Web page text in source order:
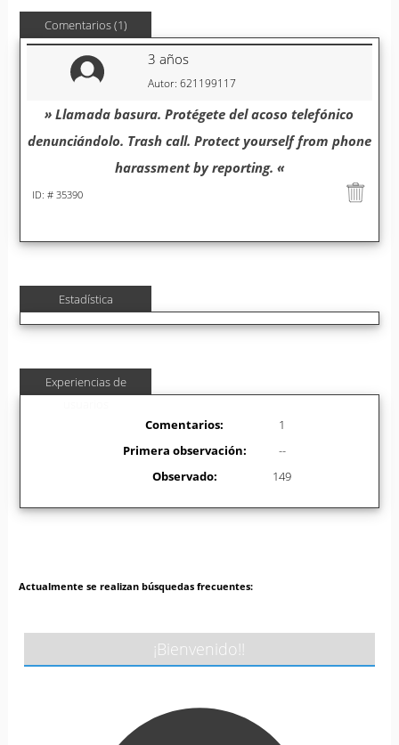
Comentarios (1)
Autor: 621199117
3 años
ID: # 35390
» Llamada basura. Protégete del acoso telefónico
denunciándolo. Trash call. Protect yourself from phone
harassment by reporting. «
Estadística
Experiencias de
Comentarios:
1
Primera observación:
--
Observado:
149
Actualmente se realizan búsquedas frecuentes:
¡Bienvenido!!